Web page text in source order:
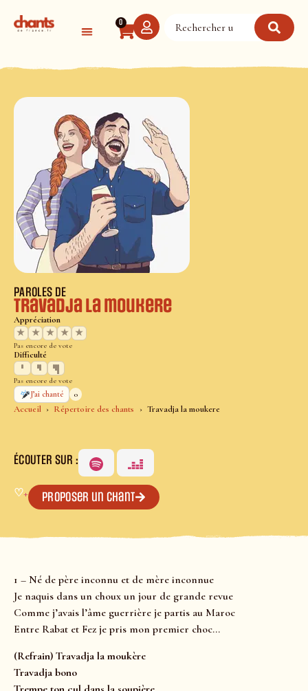
0
Accueil Répertoire des chants Travadja la moukere
PAROLES DE
Travadja la moukere
Appréciation
★
★ ★ ★ ★
Pas encore de vote
Difficulté
Pas encore de vote
J’ai chanté
0
ÉCOUTER SUR :
♡+ Proposer un chant
1 – Né de père inconnu et de mère inconnue
Je naquis dans un choux un jour de grande revue
Comme j’avais l’âme guerrière je partis au Maroc
Entre Rabat et Fez je pris mon premier choc…
(Refrain) Travadja la moukère
Travadja bono